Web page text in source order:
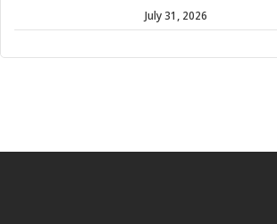
July 31, 2026